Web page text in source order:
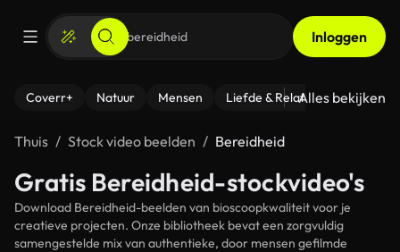
Inloggen
Coverr+ Natuur Mensen Liefde & Relaties - Fitness
Alles bekijken
Thuis Stock video beelden Bereidheid
Gratis Bereidheid-stockvideo's
Download Bereidheid-beelden van bioscoopkwaliteit voor je
creatieve projecten. Onze bibliotheek bevat een zorgvuldig
samengestelde mix van authentieke, door mensen gefilmde